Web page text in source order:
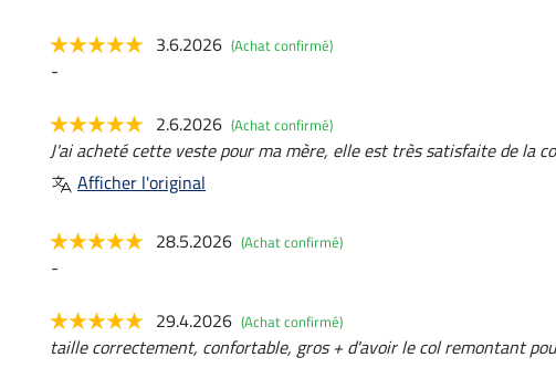
3.6.2026 (Achat confirmé)
-
2.6.2026 (Achat confirmé)
J'ai acheté cette veste pour ma mère, elle est très satisfaite de la
Afficher l'original
28.5.2026 (Achat confirmé)
-
29.4.2026 (Achat confirmé)
taille correctement, confortable, gros + d'avoir le col remontant